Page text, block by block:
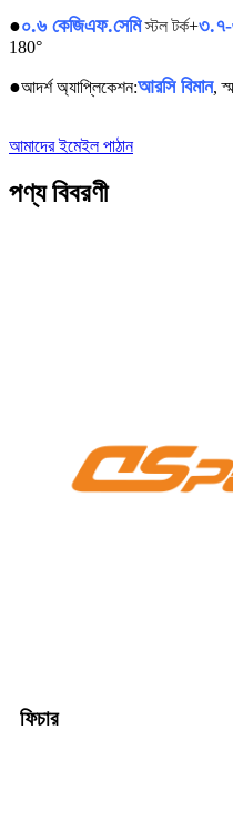
●০.৬ কেজিএফ.সেমি স্টল টর্ক+৩.৭-
180°
●আদর্শ অ্যাপ্লিকেশন:আরসি বিমান,
আমাদের ইমেইল পাঠান
পণ্য বিবরণী
ফিচার